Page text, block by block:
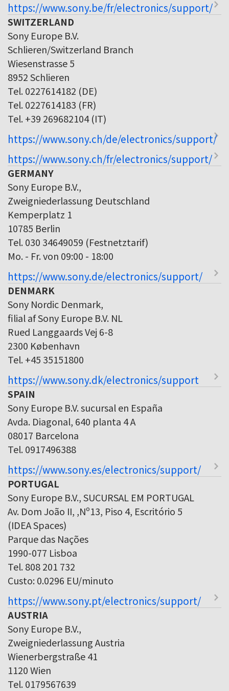
https://www.sony.be/fr/electronics/support/
SWITZERLAND
Sony Europe B.V.
Schlieren/Switzerland Branch
Wiesenstrasse 5
8952 Schlieren
Tel. 0227614182 (DE)
Tel. 0227614183 (FR)
Tel. +39 269682104 (IT)
https://www.sony.ch/de/electronics/support/
https://www.sony.ch/fr/electronics/support/
GERMANY
Sony Europe B.V.,
Zweigniederlassung Deutschland
Kemperplatz 1
10785 Berlin
Tel. 030 34649059 (Festnetztarif)
Mo. - Fr. von 09:00 - 18:00
https://www.sony.de/electronics/support/
DENMARK
Sony Nordic Denmark,
filial af Sony Europe B.V. NL
Rued Langgaards Vej 6-8
2300 København
Tel. +45 35151800
https://www.sony.dk/electronics/support
SPAIN
Sony Europe B.V. sucursal en España
Avda. Diagonal, 640 planta 4 A
08017 Barcelona
Tel. 0917496388
https://www.sony.es/electronics/support/
PORTUGAL
Sony Europe B.V., SUCURSAL EM PORTUGAL
Av. Dom João II, ,Nº13, Piso 4, Escritório 5
(IDEA Spaces)
Parque das Nações
1990-077 Lisboa
Tel. 808 201 732
Custo: 0.0296 EU/minuto
https://www.sony.pt/electronics/support/
AUSTRIA
Sony Europe B.V.,
Zweigniederlassung Austria
Wienerbergstraße 41
1120 Wien
Tel. 0179567639